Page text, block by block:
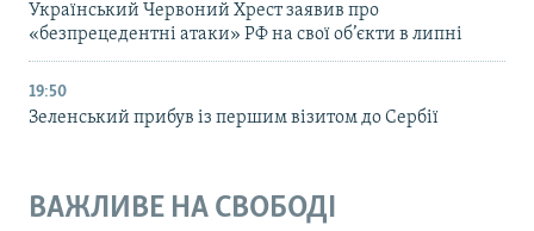
Український Червоний Хрест заявив про
«безпрецедентні атаки» РФ на свої об’єкти в липні
19:50
Зеленський прибув із першим візитом до Сербії
ВАЖЛИВЕ НА СВОБОДІ